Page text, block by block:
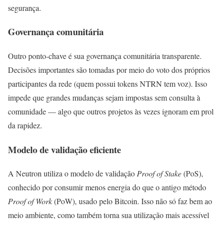
segurança.
Governança comunitária
Outro ponto-chave é sua governança comunitária transparente.
Decisões importantes são tomadas por meio do voto dos próprios
participantes da rede (quem possui tokens NTRN tem voz). Isso
impede que grandes mudanças sejam impostas sem consulta à
comunidade — algo que outros projetos às vezes ignoram em prol
da rapidez.
Modelo de validação eficiente
A Neutron utiliza o modelo de validaçãoProof of Stake(PoS),
conhecido por consumir menos energia do que o antigo método
Proof of Work(PoW), usado pelo Bitcoin. Isso não só faz bem ao
meio ambiente, como também torna sua utilização mais acessível